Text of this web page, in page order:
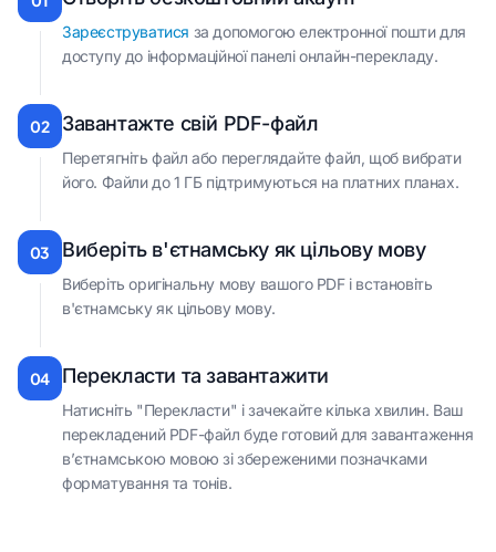
Зареєструватися за допомогою електронної пошти для
доступу до інформаційної панелі онлайн-перекладу.
02 Завантажте свій PDF-файл
Перетягніть файл або переглядайте файл, щоб вибрати
його. Файли до 1 ГБ підтримуються на платних планах.
03 Виберіть в'єтнамську як цільову мову
Виберіть оригінальну мову вашого PDF і встановіть
в'єтнамську як цільову мову.
04 Перекласти та завантажити
Натисніть "Перекласти" і зачекайте кілька хвилин. Ваш
перекладений PDF-файл буде готовий для завантаження
в’єтнамською мовою зі збереженими позначками
форматування та тонів.